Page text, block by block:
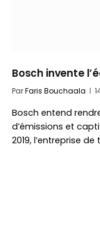
Bosch invente
ParFaris Bouchaala
Bosch entend
d’émissions et
2019, l’entreprise